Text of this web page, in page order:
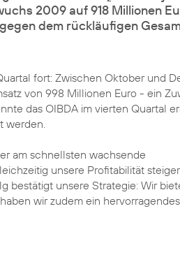
2009 auf 918 Millionen
dem rückläufigen
fort: Zwischen Oktober und
von 998 Millionen Euro - ein
das OIBDA im vierten Quartal
werden.
am schnellsten wachsende
unsere Profitabilität
bestätigt unsere Strategie: Wir
wir zudem ein